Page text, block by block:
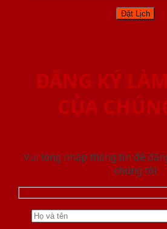
ĐĂNG KÝ
CỦA
Vui lòng nhập thông tin để
chúng tôi